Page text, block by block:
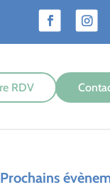
RDV
Prochains